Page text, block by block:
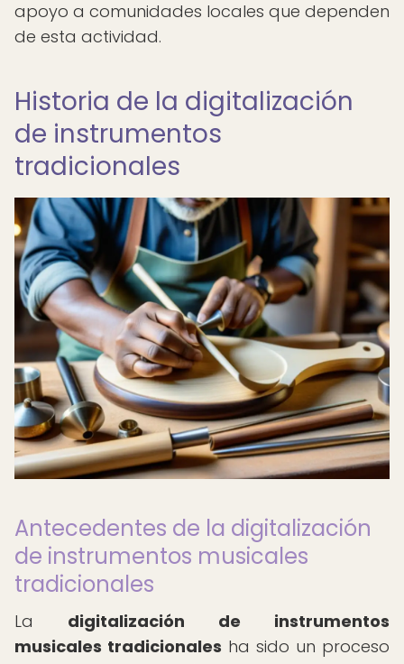
apoyo a comunidades locales que dependen
de esta actividad.
Historia de la digitalización
de instrumentos
tradicionales
Antecedentes de la digitalización
de instrumentos musicales
tradicionales
La digitalización de instrumentos
musicales tradicionales ha sido un proceso